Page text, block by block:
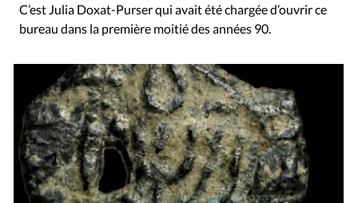
C’est Julia Doxat-Purser qui avait été chargée d’ouvrir ce
bureau dans la première moitié des années 90.